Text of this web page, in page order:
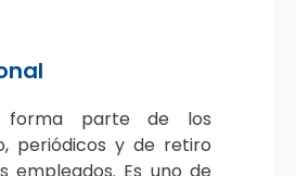
forma parte de los
periódicos y de retiro